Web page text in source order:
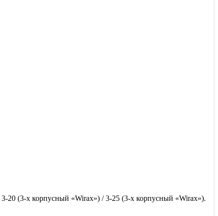
20 (3-х корпусный «Wirax») / 3-25 (3-х корпусный «Wirax»).